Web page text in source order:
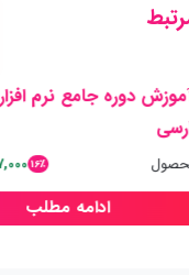
دوره جامع نرم
16٪
ادامه مطلب